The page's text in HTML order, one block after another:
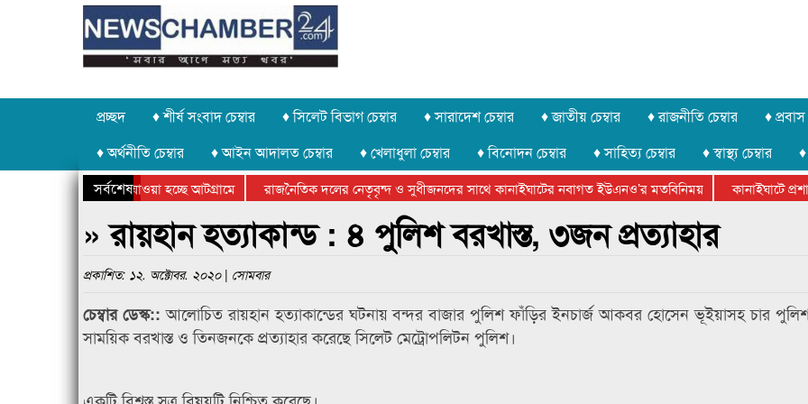
প্রচ্ছদ ♦ শীর্ষ সংবাদ চেম্বার ♦ সিলেট বিভাগ চেম্বার ♦ সারাদেশ চেম্বার ♦ জাতীয় চেম্বার ♦ রাজনীতি চেম্বার ♦ প্রবাস
♦ অর্থনীতি চেম্বার
♦ আইন আদালত চেম্বার ♦ খেলাধুলা চেম্বার ♦ বিনোদন চেম্বার ♦ সাহিত্য চেম্বার ♦ স্বাস্থ্য চেম্বার
সর্বশেষ
চুরি করে নিয়ে যাওয়া হচ্ছে আটগ্রামে রাজনৈতিক দলের নেতৃবৃন্দ ও সুধীজনদের সাথে কানাইঘাটের নবাগত ইউএনও’র মতবিনিময় কানাইঘাটে
ক্রীড়া প্রতিযোগিতার পুরস্কার বিতরণ সম্পন্ন
সিলেটে বাংলাদেশ গ্রুপ থিয়েটার ফেডারেশানের বিভাগীয় অভিনয় কর্মশালা সম্পন্ন
» রায়হান হত্যাকান্ড : ৪ পুলিশ বরখাস্ত, ৩জন প্রত্যাহার
প্রকাশিত: ১২. অক্টোবর. ২০২০ | সোমবার
চেম্বার ডেস্ক::আলোচিত রায়হান হত্যাকান্ডের ঘটনায় বন্দর বাজার পুলিশ ফাঁড়ির ইনচার্জ আকবর হোসেন ভূইয়াসহ চার
সাময়িক বরখাস্ত ও তিনজনকে প্রত্যাহার করেছে সিলেট মেট্রোপলিটন পুলিশ।